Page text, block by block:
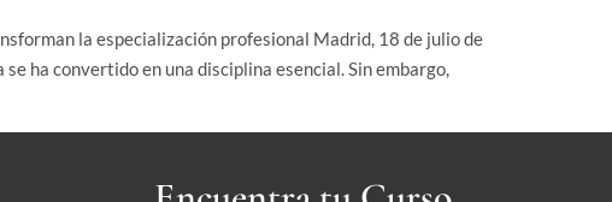
la especialización profesional Madrid, 18 de julio de
ha convertido en una disciplina esencial. Sin embargo,